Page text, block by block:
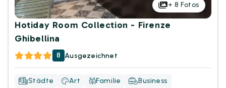
+ 8 Fotos
Hotiday Room Collection - Firenze
Ghibellina
8 Ausgezeichnet
Städte Art Familie
Business